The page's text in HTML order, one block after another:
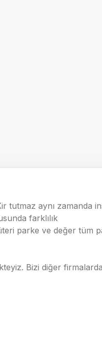
tutmaz aynı zamanda
farklılık
parke ve değer tüm
Bizi diğer